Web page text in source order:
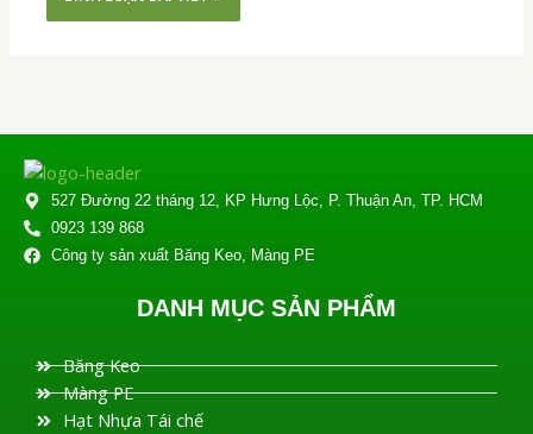
527 Đường 22 tháng 12, KP Hưng Lộc, P. Thuận An, TP. HCM
0923 139 868
Công ty sản xuất Băng Keo, Màng PE
DANH MỤC SẢN PHẨM
Băng Keo
Màng PE
Hạt Nhựa Tái chế